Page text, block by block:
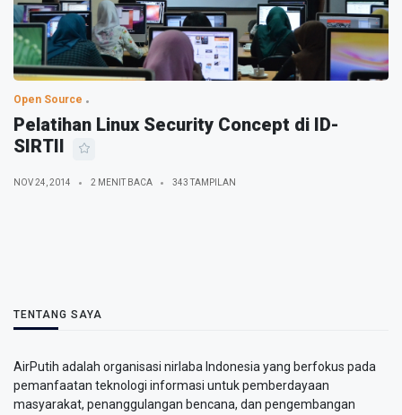
Open Source
Pelatihan Linux Security Concept di ID-
SIRTII
NOV 24, 2014 2 MENIT BACA 343 TAMPILAN
TENTANG SAYA
AirPutih adalah organisasi nirlaba Indonesia yang berfokus pada
pemanfaatan teknologi informasi untuk pemberdayaan
masyarakat, penanggulangan bencana, dan pengembangan